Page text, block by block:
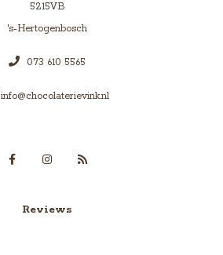
5215VB
's-Hertogenbosch
073 610 5565
info@chocolaterievink.nl
Reviews